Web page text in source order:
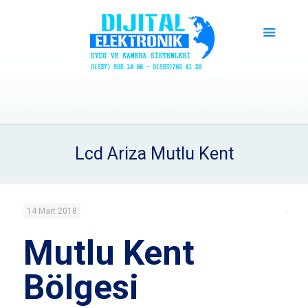
Lcd Ariza Mutlu Kent
14 Mart 2018
Mutlu Kent
Bölgesi